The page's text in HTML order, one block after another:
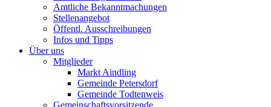
Amtliche Bekanntmachungen
Stellenangebot
Öffentl. Ausschreibungen
Infos und Tipps
Über uns
Mitglieder
Markt Aindling
Gemeinde Petersdorf
Gemeinde Todtenweis
Gemeinschaftsvorsitzende